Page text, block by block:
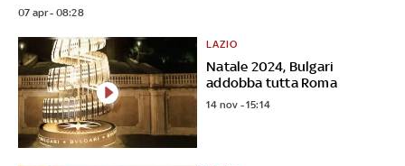
07 apr - 08:28
Natale 2024, Bulgari
addobba tutta Roma
LAZIO
14 nov - 15:14